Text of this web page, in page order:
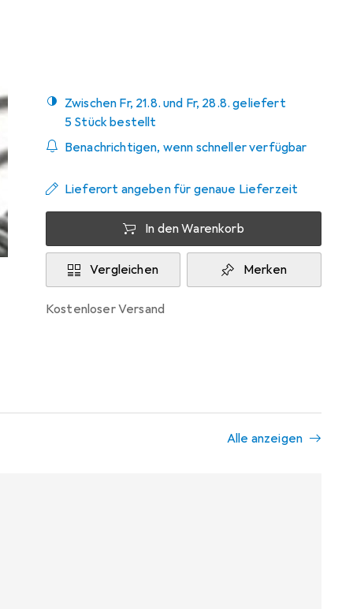
Zwischen Fr, 21.8. und Fr, 28.8. geliefert
5 Stück bestellt
Benachrichtigen, wenn schneller verfügbar
Lieferort angeben für genaue Lieferzeit
In den Warenkorb
Vergleichen Merken
kostenloser Versand
Alle anzeigen